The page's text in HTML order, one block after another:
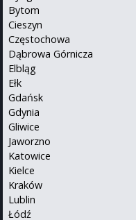
Bytom
Cieszyn
Częstochowa
Dąbrowa Górnicza
Elbląg
Ełk
Gdańsk
Gdynia
Gliwice
Jaworzno
Katowice
Kielce
Kraków
Lublin
Łódź